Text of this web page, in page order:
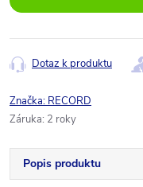
Dotaz k produktu
Značka: RECORD
Záruka: 2 roky
Popis produktu